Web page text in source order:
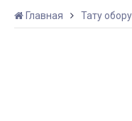
Главная Тату